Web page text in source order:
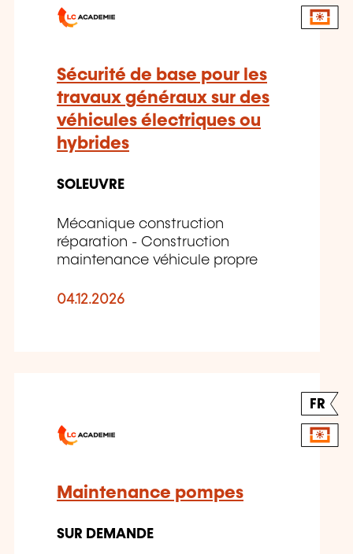
Sécurité de base pour les
travaux généraux sur des
véhicules électriques ou
hybrides
SOLEUVRE
Mécanique construction
réparation - Construction
maintenance véhicule propre
04.12.2026
FR
Maintenance pompes
SUR DEMANDE